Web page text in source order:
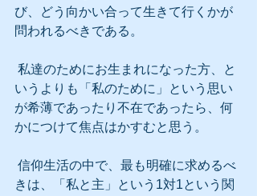
び、どう向かい合って生きて行くかが
問われるべきである。
いうよりも「私のために」という思い
が希薄であったり不在であったら、何
かにつけて焦点はかすむと思う。
きは、「私と主」という1対1という関